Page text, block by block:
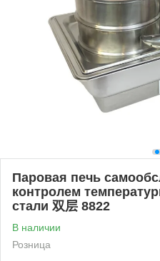
Паровая печь
контролем
стали 双层 8822
В наличии
Розница